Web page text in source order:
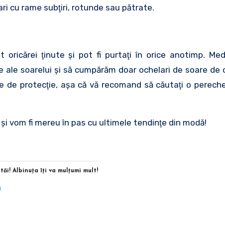
cu rame subţiri, rotunde sau pătrate.
oricărei ţinute şi pot fi purtaţi în orice anotimp.
soarelui şi să cumpărăm doar ochelari de soare
de protecţie, aşa că vă recomand să căutaţi o
vom fi mereu în pas cu ultimele tendinţe din modă!
Albinuţa îţi va mulţumi mult!